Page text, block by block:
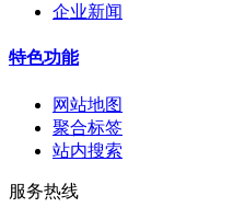
企业新闻
特色功能
网站地图
聚合标签
站内搜索
服务热线